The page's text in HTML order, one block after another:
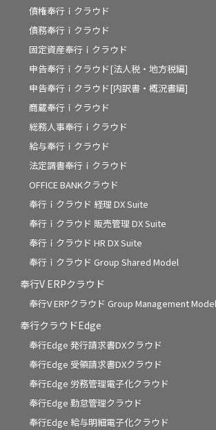
債権奉行ｉクラウド
債務奉行ｉクラウド
固定資産奉行ｉクラウド
申告奉行ｉクラウド[法人税・地方税編]
申告奉行ｉクラウド[内訳書・概況書編]
商蔵奉行ｉクラウド
総務人事奉行ｉクラウド
給与奉行ｉクラウド
法定調書奉行ｉクラウド
OFFICE BANKクラウド
奉行ｉクラウド 経理 DX Suite
奉行ｉクラウド 販売管理 DX Suite
奉行ｉクラウド HR DX Suite
奉行ｉクラウド Group Shared Model
奉行V ERPクラウド
奉行V ERPクラウド Group Management Model
奉行クラウドEdge
奉行Edge 発行請求書DXクラウド
奉行Edge 受領請求書DXクラウド
奉行Edge 労務管理電子化クラウド
奉行Edge 勤怠管理クラウド
奉行Edge 給与明細電子化クラウド